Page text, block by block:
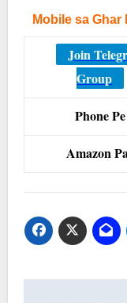
Mobile sa
Join
Group
Phone Pe
Amazon